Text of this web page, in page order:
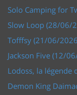
Solo Camping for
Slow Loop (28/06/
Tofffsy (21/06/
Jackson Five (12/
Lodoss, la
Demon King